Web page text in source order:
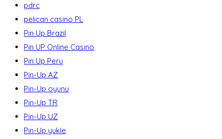
pdrc
pelican casino PL
Pin Up Brazil
Pin UP Online Casino
Pin Up Peru
Pin-Up AZ
Pin-Up oyunu
Pin-Up TR
Pin-Up UZ
Pin-Up yukle